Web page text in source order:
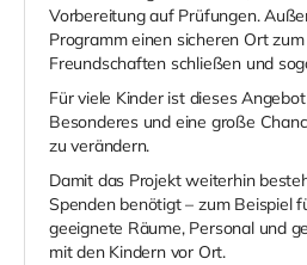
Vorbereitung auf Prüfungen.
Programm einen sicheren Ort zum
Freundschaften schließen und
Für viele Kinder ist dieses
Besonderes und eine große
zu verändern.
Damit das Projekt weiterhin
Spenden benötigt – zum Beispiel
geeignete Räume, Personal und
mit den Kindern vor Ort.